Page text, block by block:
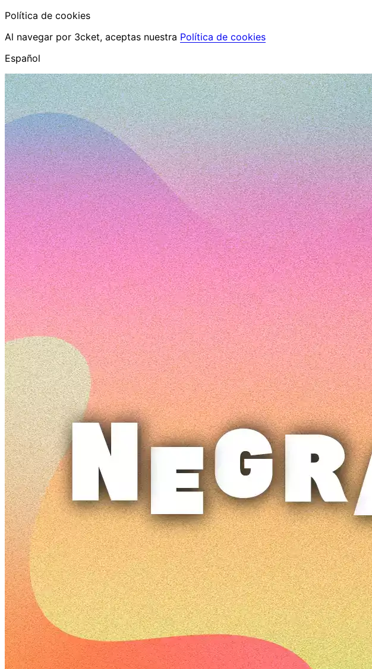
Política de cookies
Al navegar por 3cket, aceptas nuestra Política de cookies
Español